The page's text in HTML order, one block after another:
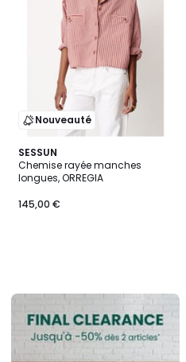
Nouveauté
SESSUN
Chemise rayée manches
longues, ORREGIA
145,00 €
FINAL
CLEARANCE